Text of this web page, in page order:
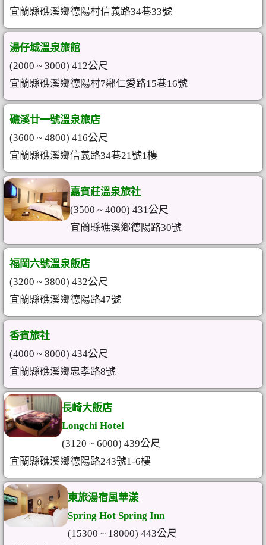
宜蘭縣礁溪鄉德陽村信義路34巷33號
湯仔城溫泉旅館
(2000 ~ 3000) 412公尺
宜蘭縣礁溪鄉德陽村7鄰仁愛路15巷16號
礁溪廿一號溫泉旅店
(3600 ~ 4800) 416公尺
宜蘭縣礁溪鄉信義路34巷21號1樓
嘉賓莊溫泉旅社
(3500 ~ 4000) 431公尺
宜蘭縣礁溪鄉德陽路30號
福岡六號溫泉飯店
(3200 ~ 3800) 432公尺
宜蘭縣礁溪鄉德陽路47號
香賓旅社
(4000 ~ 8000) 434公尺
宜蘭縣礁溪鄉忠孝路8號
長崎大飯店
Longchi Hotel
(3120 ~ 6000) 439公尺
宜蘭縣礁溪鄉德陽路243號1-6樓
東旅湯宿風華漾
Spring Hot Spring Inn
(15300 ~ 18000) 443公尺